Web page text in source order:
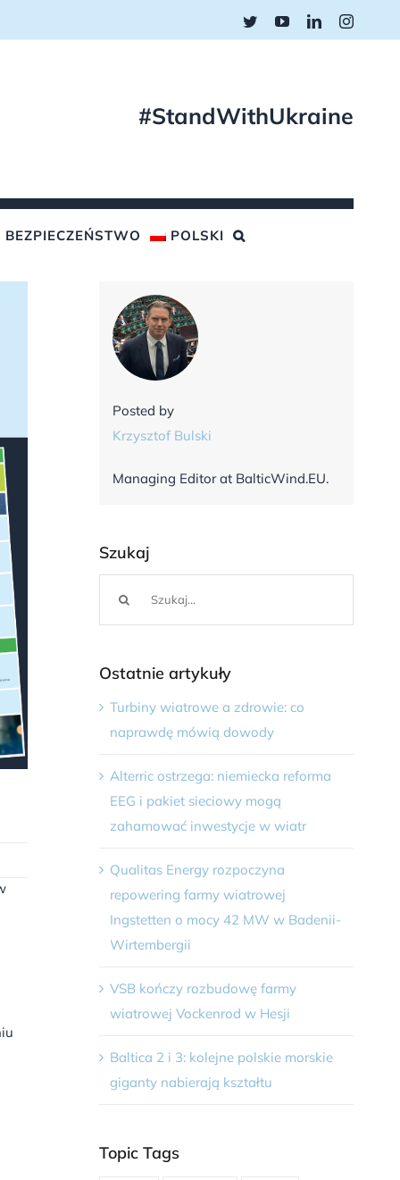
TwitterYouTubeLinkedIn
#StandWithUkraine
BEZPIECZEŃSTWO POLSKI
Posted by
Krzysztof Bulski
Managing Editor at BalticWind.EU.
Szukaj
Ostatnie artykuły
Turbiny wiatrowe a zdrowie: co
naprawdę mówią dowody
Alterric ostrzega: niemiecka reforma
EEG i pakiet sieciowy mogą
zahamować inwestycje w wiatr
Qualitas Energy rozpoczyna
repowering farmy wiatrowej
Ingstetten o mocy 42 MW w Badenii-
Wirtembergii
VSB kończy rozbudowę farmy
wiatrowej Vockenrod w Hesji
Baltica 2 i 3: kolejne polskie morskie
giganty nabierają kształtu
Topic Tags